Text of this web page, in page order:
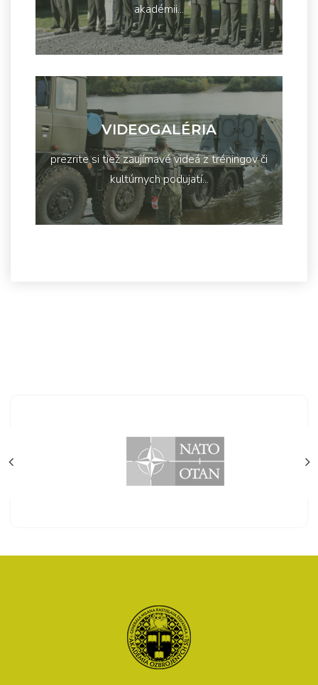
akadémii...
VIDEOGALÉRIA
prezrite si tiež zaujímavé videá z tréningov či
kultúrnych podujatí...